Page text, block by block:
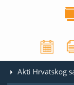
Akti Hrvatskog